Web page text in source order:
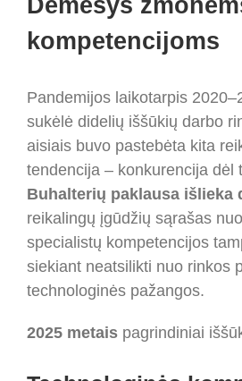
kompetencijoms
Pandemijos laikotarpis
sukėlė didelių iššūkių darbo
aisiais buvo pastebėta kita
tendencija – konkurencija dėl
Buhalterių paklausa išlieka
reikalingų įgūdžių sąrašas
specialistų kompetencijos
siekiant neatsilikti nuo rinkos
technologinės pažangos.
2025 metais pagrindiniai